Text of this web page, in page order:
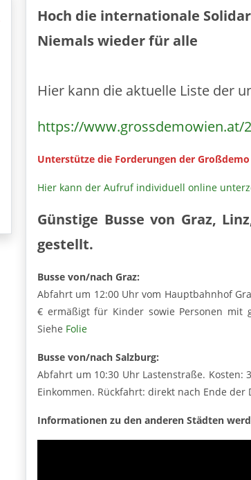
Hoch die internationale
Niemals wieder für alle
Hier kann die aktuelle Liste der
https://www.grossdemowien.at/
Unterstütze die Forderungen der
Hier kann der Aufruf individuell online
Günstige Busse von Graz,
gestellt.
Busse von/nach Graz:
Abfahrt um 12:00 Uhr vom Hauptbahnhof
€ ermäßigt für Kinder sowie Personen mit
Siehe Folie
Busse von/nach Salzburg:
Abfahrt um 10:30 Uhr Lastenstraße.
Einkommen. Rückfahrt: direkt nach Ende
Informationen zu den anderen Städten